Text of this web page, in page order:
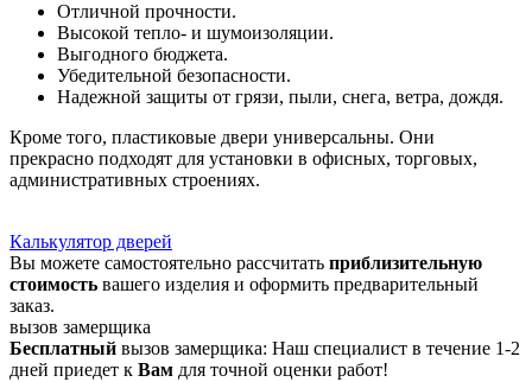
Отличной прочности.
Высокой тепло- и шумоизоляции.
Выгодного бюджета.
Убедительной безопасности.
Надежной защиты от грязи, пыли, снега, ветра, дождя.
Кроме того, пластиковые двери универсальны. Они
прекрасно подходят для установки в офисных, торговых,
административных строениях.
Калькулятор дверей
Вы можете самостоятельно рассчитать приблизительную
стоимость вашего изделия и оформить предварительный
заказ.
вызов замерщика
Бесплатный вызов замерщика: Наш специалист в течение 1-2
дней приедет к Вам для точной оценки работ!